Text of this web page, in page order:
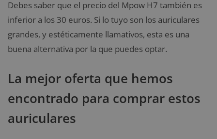
Debes saber que el precio del Mpow H7 también es
inferior a los 30 euros. Si lo tuyo son los auriculares
grandes, y estéticamente llamativos, esta es una
buena alternativa por la que puedes optar.
La mejor oferta que hemos
encontrado para comprar estos
auriculares